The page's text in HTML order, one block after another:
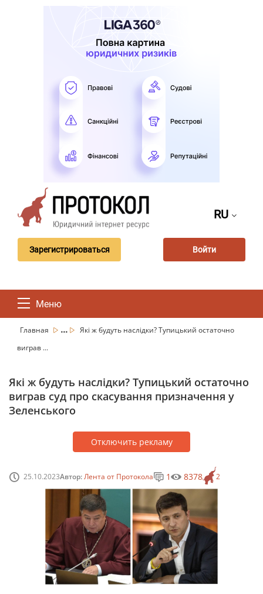
RU
Зарегистрироваться Войти
Меню
Главная ...
Які ж будуть наслідки? Тупицький остаточно
виграв ...
Які ж будуть наслідки? Тупицький остаточно
виграв суд про скасування призначення у
Зеленського
Отключить рекламу
25.10.2023Автор:Лента от Протокола 2
1 8378